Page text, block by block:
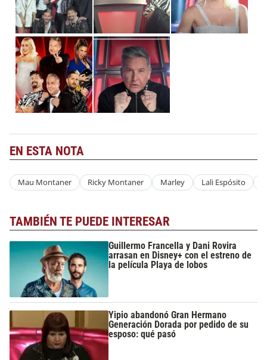
EN ESTA NOTA
Mau Montaner Ricky Montaner Marley Lali Espósito
TAMBIÉN TE PUEDE INTERESAR
Guillermo Francella y Dani Rovira
arrasan en Disney+ con el estreno de
la película Playa de lobos
Yipio abandonó Gran Hermano
Generación Dorada por pedido de su
esposo: qué pasó